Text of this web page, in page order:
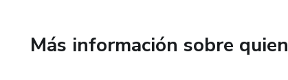
Más información sobre